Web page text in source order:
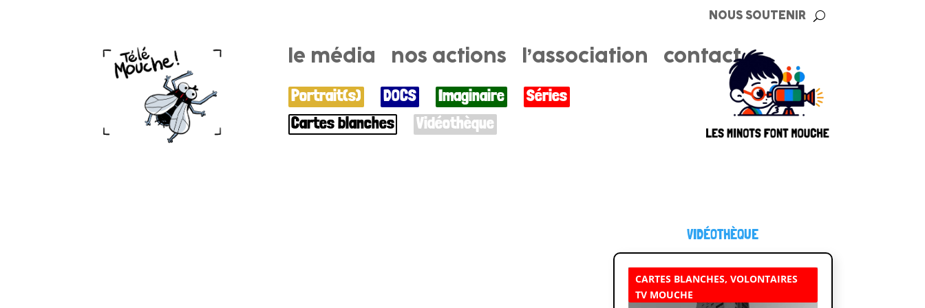
NOUS SOUTENIR
le média nos actions l’association contact
Portrait(s) DOCS Imaginaire
Séries
Cartes blanches
Vidéothèque
VIDÉOTHÈQUE
CARTES BLANCHES, VOLONTAIRES
TV MOUCHE